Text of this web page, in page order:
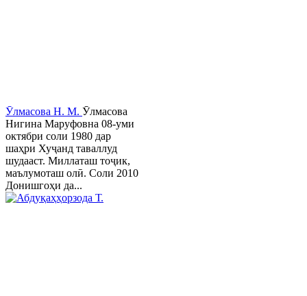
Ӯлмасова Н. М. Ӯлмасова
Нигина Маруфовна 08-уми
октябри соли 1980 дар
шаҳри Хуҷанд таваллуд
шудааст. Миллаташ тоҷик,
маълумоташ олӣ. Соли 2010
Донишгоҳи да...